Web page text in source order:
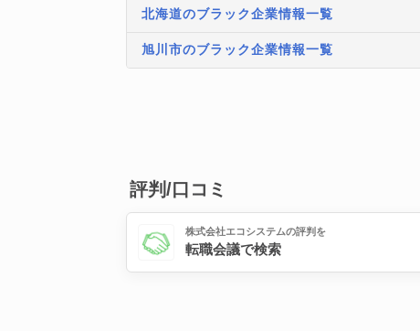
北海道のブラック企業情報一覧
旭川市のブラック企業情報一覧
評判/口コミ
株式会社エコシステムの評判を
転職会議で検索